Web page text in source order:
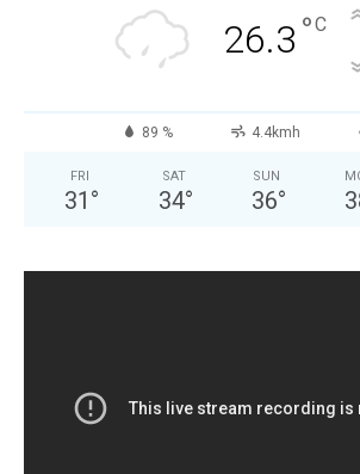
26.3 °C
89 % 4.4kmh
FRI
31 °
SAT
34°
SUN
36°